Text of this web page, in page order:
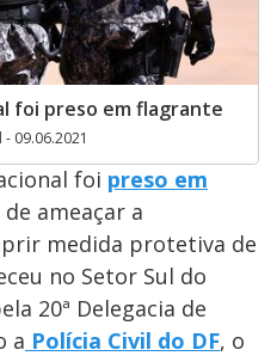
foi preso em flagrante
09.06.2021
foi preso em
ameaçar a
medida protetiva de
no Setor Sul do
20ª Delegacia de
a Polícia Civil do DF, o